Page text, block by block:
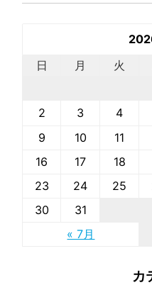
日
月 火
« 7月
2
3 4
9
10 11
16
17 18
23
24 25
30
31
カ